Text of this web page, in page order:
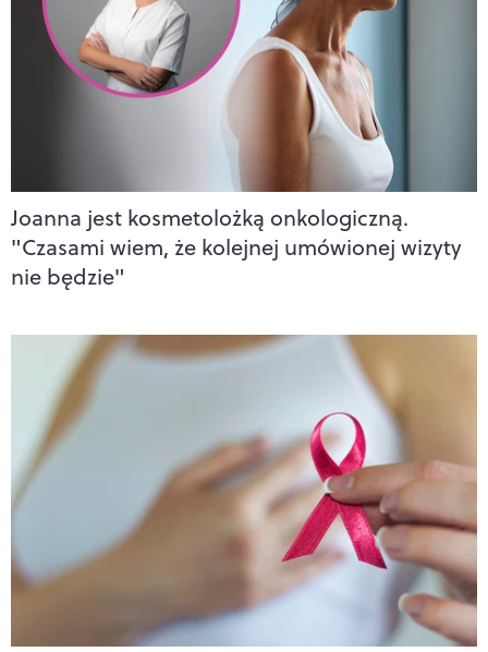
Joanna jest kosmetolożką onkologiczną.
"Czasami wiem, że kolejnej umówionej wizyty
nie będzie"